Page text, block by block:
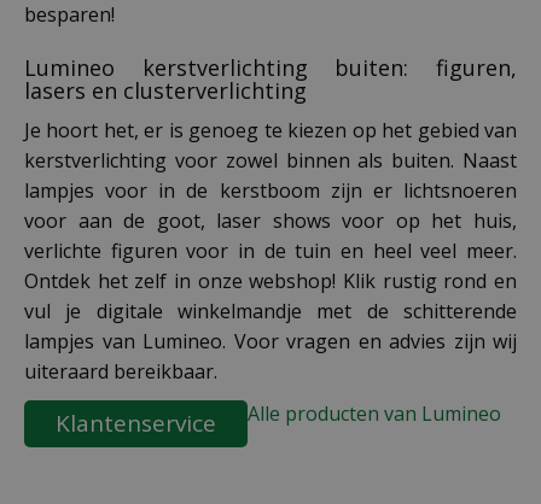
besparen!
Lumineo kerstverlichting buiten: figuren,
lasers en clusterverlichting
Je hoort het, er is genoeg te kiezen op het gebied van
kerstverlichting voor zowel binnen als buiten. Naast
lampjes voor in de kerstboom zijn er lichtsnoeren
voor aan de goot, laser shows voor op het huis,
verlichte figuren voor in de tuin en heel veel meer.
Ontdek het zelf in onze webshop! Klik rustig rond en
vul je digitale winkelmandje met de schitterende
lampjes van Lumineo. Voor vragen en advies zijn wij
uiteraard bereikbaar.
Klantenservice Alle producten van Lumineo